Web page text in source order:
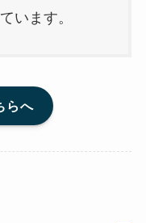
います。
らへ